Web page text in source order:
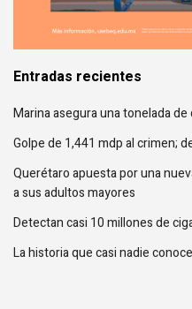
Entradas recientes
Marina asegura una tonelada
Golpe de 1,441 mdp al crimen;
Querétaro apuesta por una
a sus adultos mayores
Detectan casi 10 millones de
La historia que casi nadie